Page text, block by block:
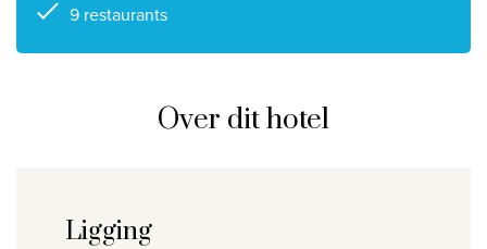
9 restaurants
Over dit hotel
Ligging